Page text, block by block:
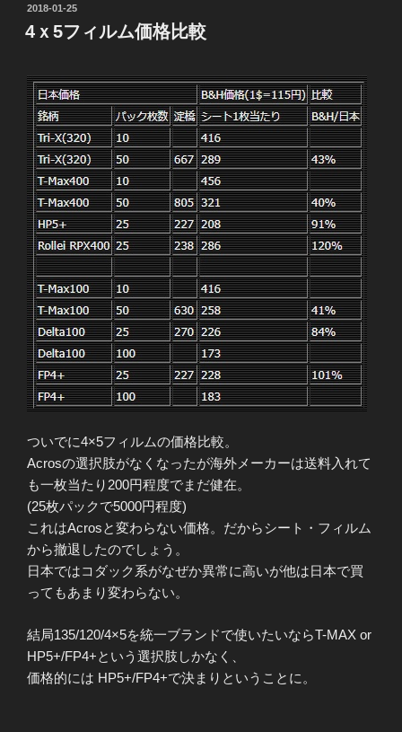
投
稿
日:
2018-01-25
4ｘ5フィルム価格比較
ついでに4×5フィルムの価格比較。
Acrosの選択肢がなくなったが海外メーカーは送料入れて
も一枚当たり200円程度でまだ健在。
(25枚パックで5000円程度)
これはAcrosと変わらない価格。だからシート・フィルム
から撤退したのでしょう。
日本ではコダック系がなぜか異常に高いが他は日本で買
ってもあまり変わらない。
結局135/120/4×5を統一ブランドで使いたいならT-MAX or
HP5+/FP4+という選択肢しかなく、
価格的には HP5+/FP4+で決まりということに。